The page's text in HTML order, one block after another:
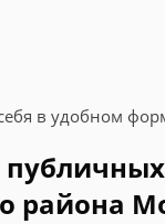
в удобном
района